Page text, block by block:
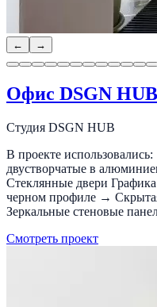
← →
Офис DSGN HUB
Студия DSGN HUB
В проекте
двустворчатые в
Стеклянные двери
черном профиле →
Зеркальные стеновые
Смотреть проект